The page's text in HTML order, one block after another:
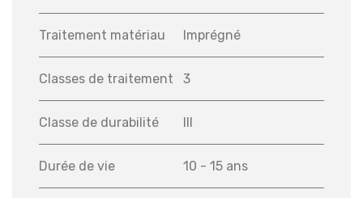
Traitement matériau Imprégné
Classes de traitement 3
Classe de durabilité III
Durée de vie 10 - 15 ans